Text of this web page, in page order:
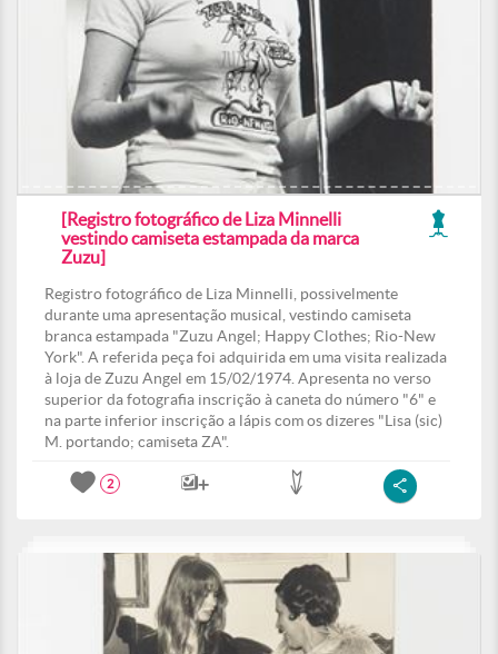
[Registro fotográfico de Liza Minnelli
vestindo camiseta estampada da marca
Zuzu]
Registro fotográfico de Liza Minnelli, possivelmente
durante uma apresentação musical, vestindo camiseta
branca estampada "Zuzu Angel; Happy Clothes; Rio-New
York". A referida peça foi adquirida em uma visita realizada
à loja de Zuzu Angel em 15/02/1974. Apresenta no verso
superior da fotografia inscrição à caneta do número "6" e
na parte inferior inscrição a lápis com os dizeres "Lisa (sic)
M. portando; camiseta ZA".
2